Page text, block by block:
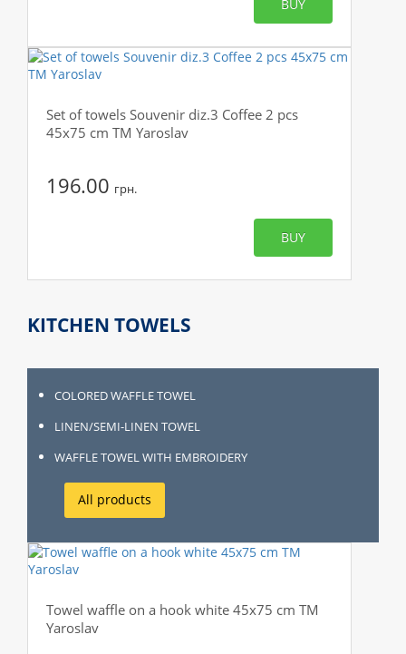
BUY
Set of towels Souvenir diz.3 Coffee 2 pcs
45x75 cm TM Yaroslav
196.00 грн.
BUY
KITCHEN TOWELS
COLORED WAFFLE TOWEL
LINEN/SEMI-LINEN TOWEL
WAFFLE TOWEL WITH EMBROIDERY
All products
Towel waffle on a hook white 45x75 cm TM
Yaroslav